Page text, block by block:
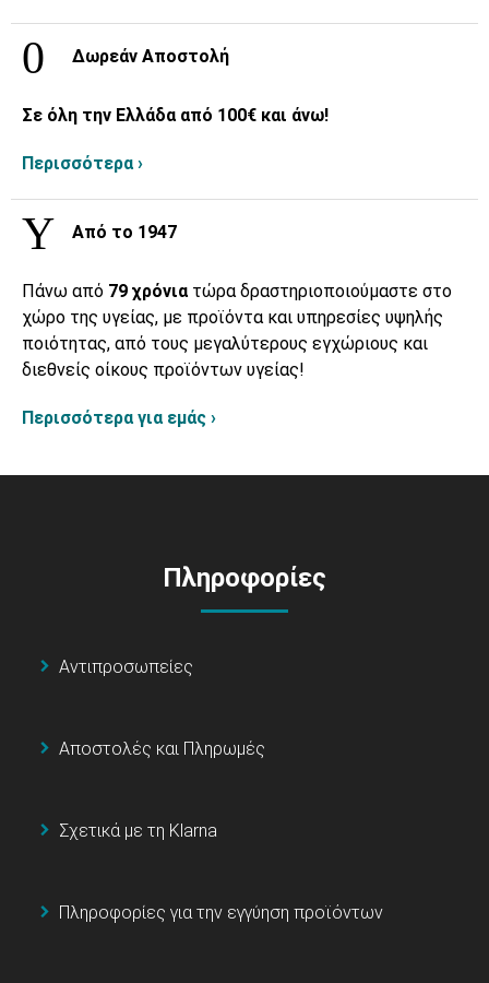
Δωρεάν Αποστολή
Σε όλη την Ελλάδα από 100€ και άνω!
Περισσότερα ›
Από το 1947
Πάνω από 79 χρόνια τώρα δραστηριοποιούμαστε στο
χώρο της υγείας, με προϊόντα και υπηρεσίες υψηλής
ποιότητας, από τους μεγαλύτερους εγχώριους και
διεθνείς οίκους προϊόντων υγείας!
Περισσότερα για εμάς ›
Πληροφορίες
Αντιπροσωπείες
Αποστολές και Πληρωμές
Σχετικά με τη Klarna
Πληροφορίες για την εγγύηση προϊόντων